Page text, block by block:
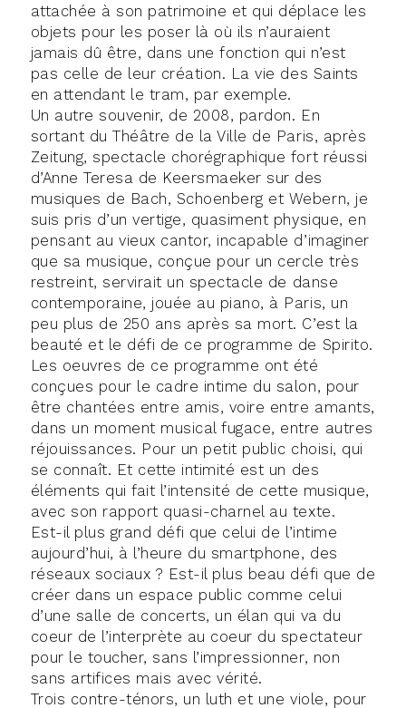
attachée à son patrimoine et qui déplace les
objets pour les poser là où ils n’auraient
jamais dû être, dans une fonction qui n’est
pas celle de leur création. La vie des Saints
en attendant le tram, par exemple.
Un autre souvenir, de 2008, pardon. En
sortant du Théâtre de la Ville de Paris, après
Zeitung, spectacle chorégraphique fort réussi
d’Anne Teresa de Keersmaeker sur des
musiques de Bach, Schoenberg et Webern, je
suis pris d’un vertige, quasiment physique, en
pensant au vieux cantor, incapable d’imaginer
que sa musique, conçue pour un cercle très
restreint, servirait un spectacle de danse
contemporaine, jouée au piano, à Paris, un
peu plus de 250 ans après sa mort. C’est la
beauté et le défi de ce programme de Spirito.
Les oeuvres de ce programme ont été
conçues pour le cadre intime du salon, pour
être chantées entre amis, voire entre amants,
dans un moment musical fugace, entre autres
réjouissances. Pour un petit public choisi, qui
se connaît. Et cette intimité est un des
éléments qui fait l’intensité de cette musique,
avec son rapport quasi-charnel au texte.
Est-il plus grand défi que celui de l’intime
aujourd’hui, à l’heure du smartphone, des
réseaux sociaux ? Est-il plus beau défi que de
créer dans un espace public comme celui
d’une salle de concerts, un élan qui va du
coeur de l’interprète au coeur du spectateur
pour le toucher, sans l’impressionner, non
sans artifices mais avec vérité.
Trois contre-ténors, un luth et une viole, pour